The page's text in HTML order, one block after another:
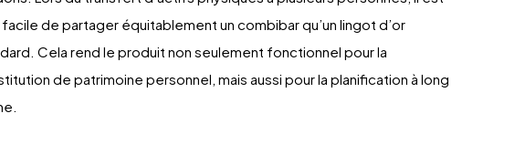
de partager équitablement un combibar qu’un lingot d’or
Cela rend le produit non seulement fonctionnel pour la
de patrimoine personnel, mais aussi pour la planification à long